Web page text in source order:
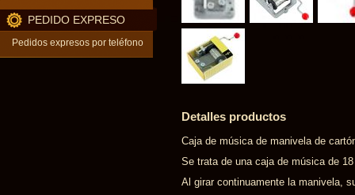
PEDIDO EXPRESO
Pedidos expresos por teléfono
Detalles productos
Caja de música de manivela de
Se trata de una caja de música de
Al girar continuamente la manivela,